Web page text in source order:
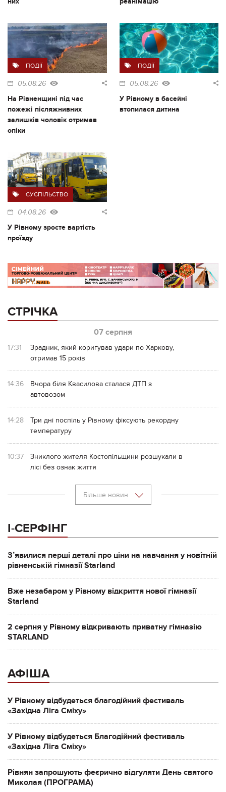
ПОДІЇ
05.08.26
На Рівненщині під час
пожежі післяжнивних
залишків чоловік отримав
опіки
ПОДІЇ
05.08.26
У Рівному в басейні
втопилася дитина
СУСПІЛЬСТВО
04.08.26
У Рівному зросте вартість
проїзду
СТРІЧКА
07 серпня
17:31
Зрадник, який коригував удари по Харкову,
отримав 15 років
14:36
Вчора біля Квасилова сталася ДТП з
автовозом
14:28
Три дні поспіль у Рівному фіксують рекордну
температуру
10:37
Зниклого жителя Костопільщини розшукали в
лісі без ознак життя
Більше новин
І-СЕРФІНГ
Зʼявилися перші деталі про ціни на навчання у новітній
рівненській гімназії Starland
Вже незабаром у Рівному відкриття нової гімназії
Starland
2 серпня у Рівному відкривають приватну гімназію
STARLAND
АФІША
У Рівному відбудеться благодійний фестиваль
«Західна Ліга Сміху»
У Рівному відбудеться Благодійний фестиваль
«Західна Ліга Сміху»
Рівнян запрошують феєрично відгуляти День святого
Миколая (ПРОГРАМА)